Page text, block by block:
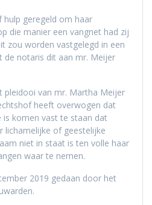
hulp geregeld om haar
die manier een vangnet had zij
zou worden vastgelegd in een
de notaris dit aan mr. Meijer
pleidooi van mr. Martha Meijer
heeft overwogen dat
komen vast te staan dat
lichamelijke of geestelijke
niet in staat is ten volle haar
waar te nemen.
2019 gedaan door het